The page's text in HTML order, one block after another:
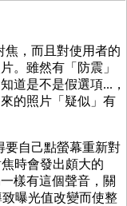
焦，而且對使用者的
。雖然有「防震」
道是不是假選項...，
的照片「疑似」有
要自己點螢幕重新對
時會發出頗大的
樣有這個聲音，關
曝光值改變而使整